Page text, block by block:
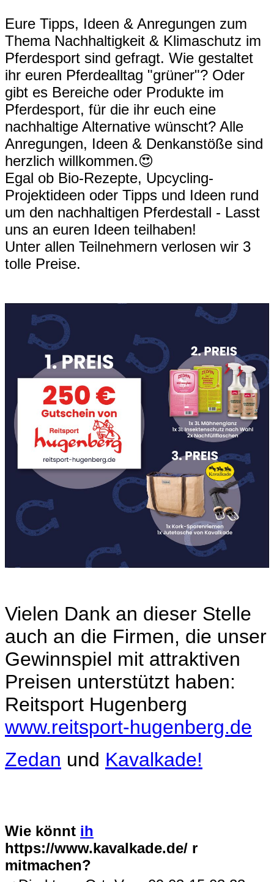
Eure Tipps, Ideen & Anregungen zum
Thema Nachhaltigkeit & Klimaschutz im
Pferdesport sind gefragt. Wie gestaltet
ihr euren Pferdealltag "grüner"? Oder
gibt es Bereiche oder Produkte im
Pferdesport, für die ihr euch eine
nachhaltige Alternative wünscht? Alle
Anregungen, Ideen & Denkanstöße sind
herzlich willkommen.😍
Egal ob Bio-Rezepte, Upcycling-
Projektideen oder Tipps und Ideen rund
um den nachhaltigen Pferdestall - Lasst
uns an euren Ideen teilhaben!
Unter allen Teilnehmern verlosen wir 3
tolle Preise.
Vielen Dank an dieser Stelle
auch an die Firmen, die unser
Gewinnspiel mit attraktiven
Preisen unterstützt haben:
Reitsport Hugenberg
www.reitsport-hugenberg.de
Zedan und Kavalkade!
Wie könnt ih
https://www.kavalkade.de/ r
mitmachen?